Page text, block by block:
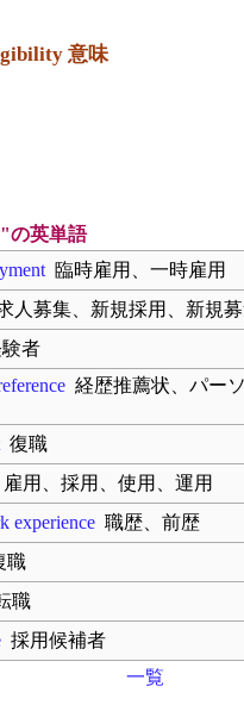
意味
の英単語
臨時雇用、一時雇用
人募集、新規採用、新規
者
経歴推薦状、パー
復職
雇用、採用、使用、運用
experience 職歴、前歴
職
職
採用候補者
一覧